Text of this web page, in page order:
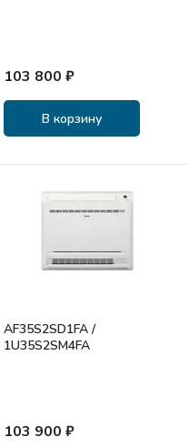
103 800 ₽
В корзину
AF35S2SD1FA /
1U35S2SM4FA
103 900 ₽